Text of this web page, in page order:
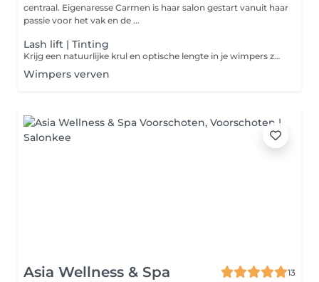
centraal. Eigenaresse Carmen is haar salon gestart vanuit haar
passie voor het vak en de ...
Lash lift | Tinting
Krijg een natuurlijke krul en optische lengte in je wimpers zonder extensions. De wimpers worden gelift, verzorgd en geverfd voor perfect gekrulde en donkere wimpers die wekenlang mooi blijven.
Wimpers verven
Asia Wellness & Spa
13